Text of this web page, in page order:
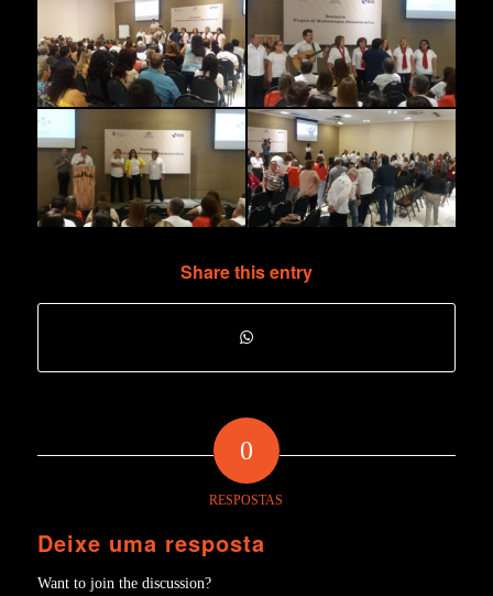
Share this entry
0
RESPOSTAS
Deixe uma resposta
Want to join the discussion?